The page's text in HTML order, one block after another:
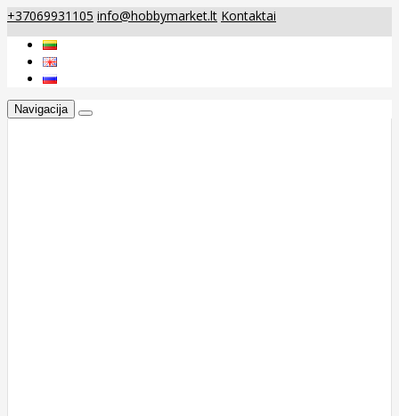
+37069931105 info@hobbymarket.lt Kontaktai
Navigacija